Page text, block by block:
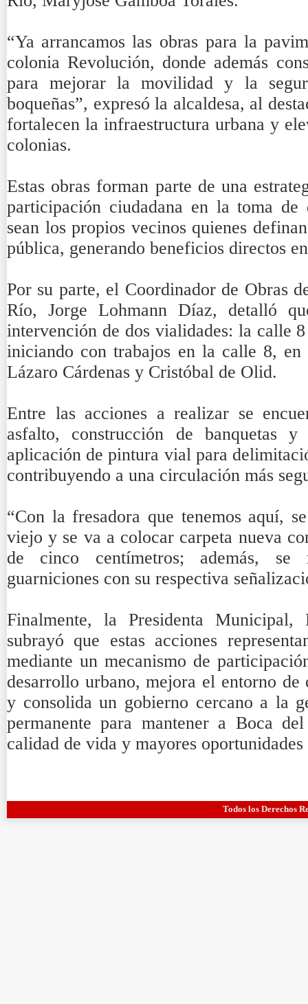
“Ya arrancamos las obras para la
colonia Revolución, donde además
para mejorar la movilidad y la
boqueñas”, expresó la alcaldesa, al
fortalecen la infraestructura urbana y
colonias.
Estas obras forman parte de una
participación ciudadana en la toma de
sean los propios vecinos quienes
pública, generando beneficios directos
Por su parte, el Coordinador de Obras
Río, Jorge Lohmann Díaz, detalló
intervención de dos vialidades: la calle
iniciando con trabajos en la calle 8,
Lázaro Cárdenas y Cristóbal de Olid.
Entre las acciones a realizar se
asfalto, construcción de banquetas
aplicación de pintura vial para
contribuyendo a una circulación más
“Con la fresadora que tenemos aquí,
viejo y se va a colocar carpeta nueva
de cinco centímetros; además, se
guarniciones con su respectiva
Finalmente, la Presidenta Municipal,
subrayó que estas acciones
mediante un mecanismo de
desarrollo urbano, mejora el entorno
y consolida un gobierno cercano a la
permanente para mantener a Boca
calidad de vida y mayores oportunidades
Todos los Derechos